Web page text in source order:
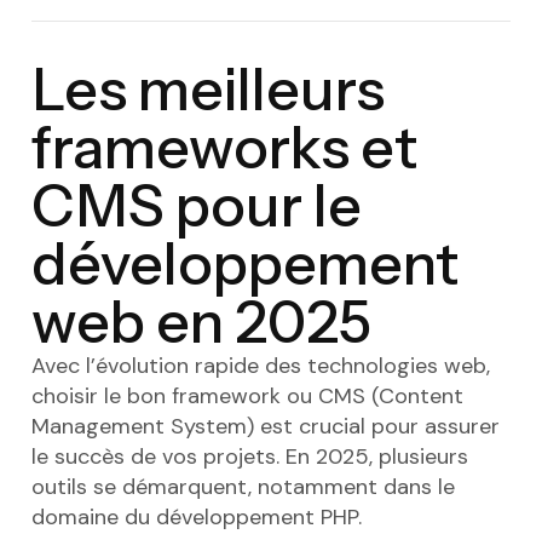
Les meilleurs
frameworks et
CMS pour le
développement
web en 2025
Avec l’évolution rapide des technologies web,
choisir le bon framework ou CMS (Content
Management System) est crucial pour assurer
le succès de vos projets. En 2025, plusieurs
outils se démarquent, notamment dans le
domaine du développement PHP.